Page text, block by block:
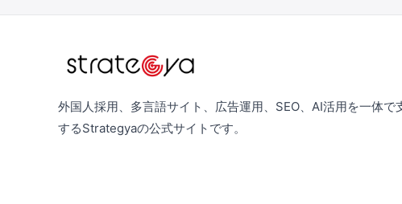
外国人採用、多言語サイト、広告運用、SEO、AI活用を一体で
するStrategyaの公式サイトです。